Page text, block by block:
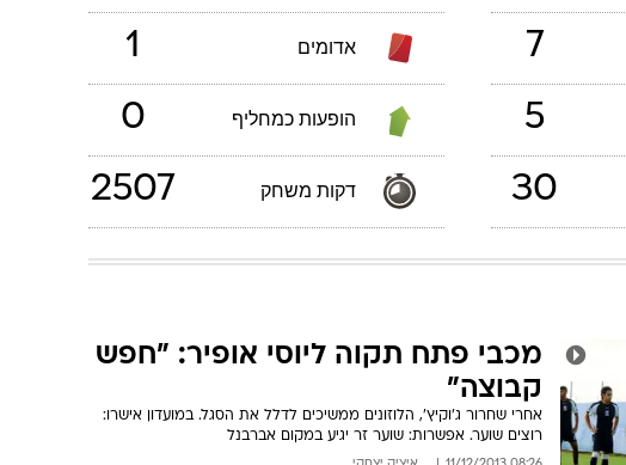
7 אדומים 1
5 הופעות כמחליף 0
30 דקות משחק 2507
מכבי פתח תקוה ליוסי אופיר: "חפש
קבוצה"
אחרי שחרור ג'וקיץ', הלוזונים ממשיכים לדלל את הסגל. במועדון אישרו:
רוצים שוער. אפשרות: שוער זר יגיע במקום אברבנל